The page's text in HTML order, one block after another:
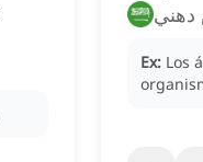
Ex: Los